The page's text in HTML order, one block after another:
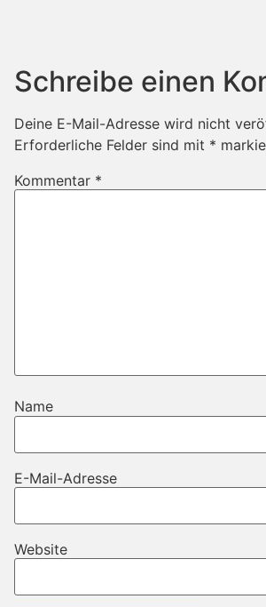
Schreibe einen
Deine E-Mail-Adresse wird nicht
Erforderliche Felder sind mit *
Kommentar *
Name
E-Mail-Adresse
Website